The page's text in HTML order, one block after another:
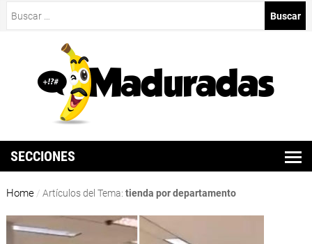
SECCIONES
Home / Artículos del Tema: tienda por departamento